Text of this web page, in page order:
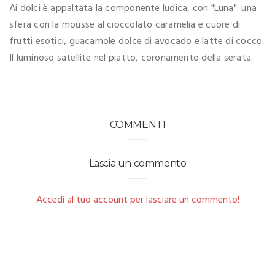
Ai dolci è appaltata la componente ludica, con "Luna": una
sfera con la mousse al cioccolato caramelia e cuore di
frutti esotici, guacamole dolce di avocado e latte di cocco.
Il luminoso satellite nel piatto, coronamento della serata.
COMMENTI
Lascia un commento
Accedi al tuo account per lasciare un commento!